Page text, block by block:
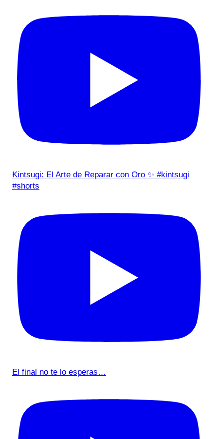
Kintsugi: El Arte de Reparar con Oro ✨ #kintsugi
#shorts
El final no te lo esperas…